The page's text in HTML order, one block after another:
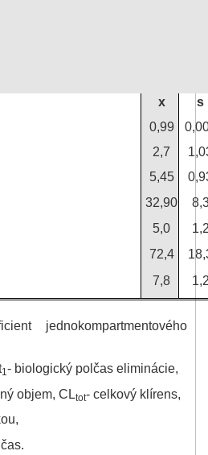
x
s
0,99
2,7
5,45
32,90
5,0
72,4
7,8
jednokompartmentového
1- biologický polčas eliminácie,
objem, CLtot- celkový klírens,